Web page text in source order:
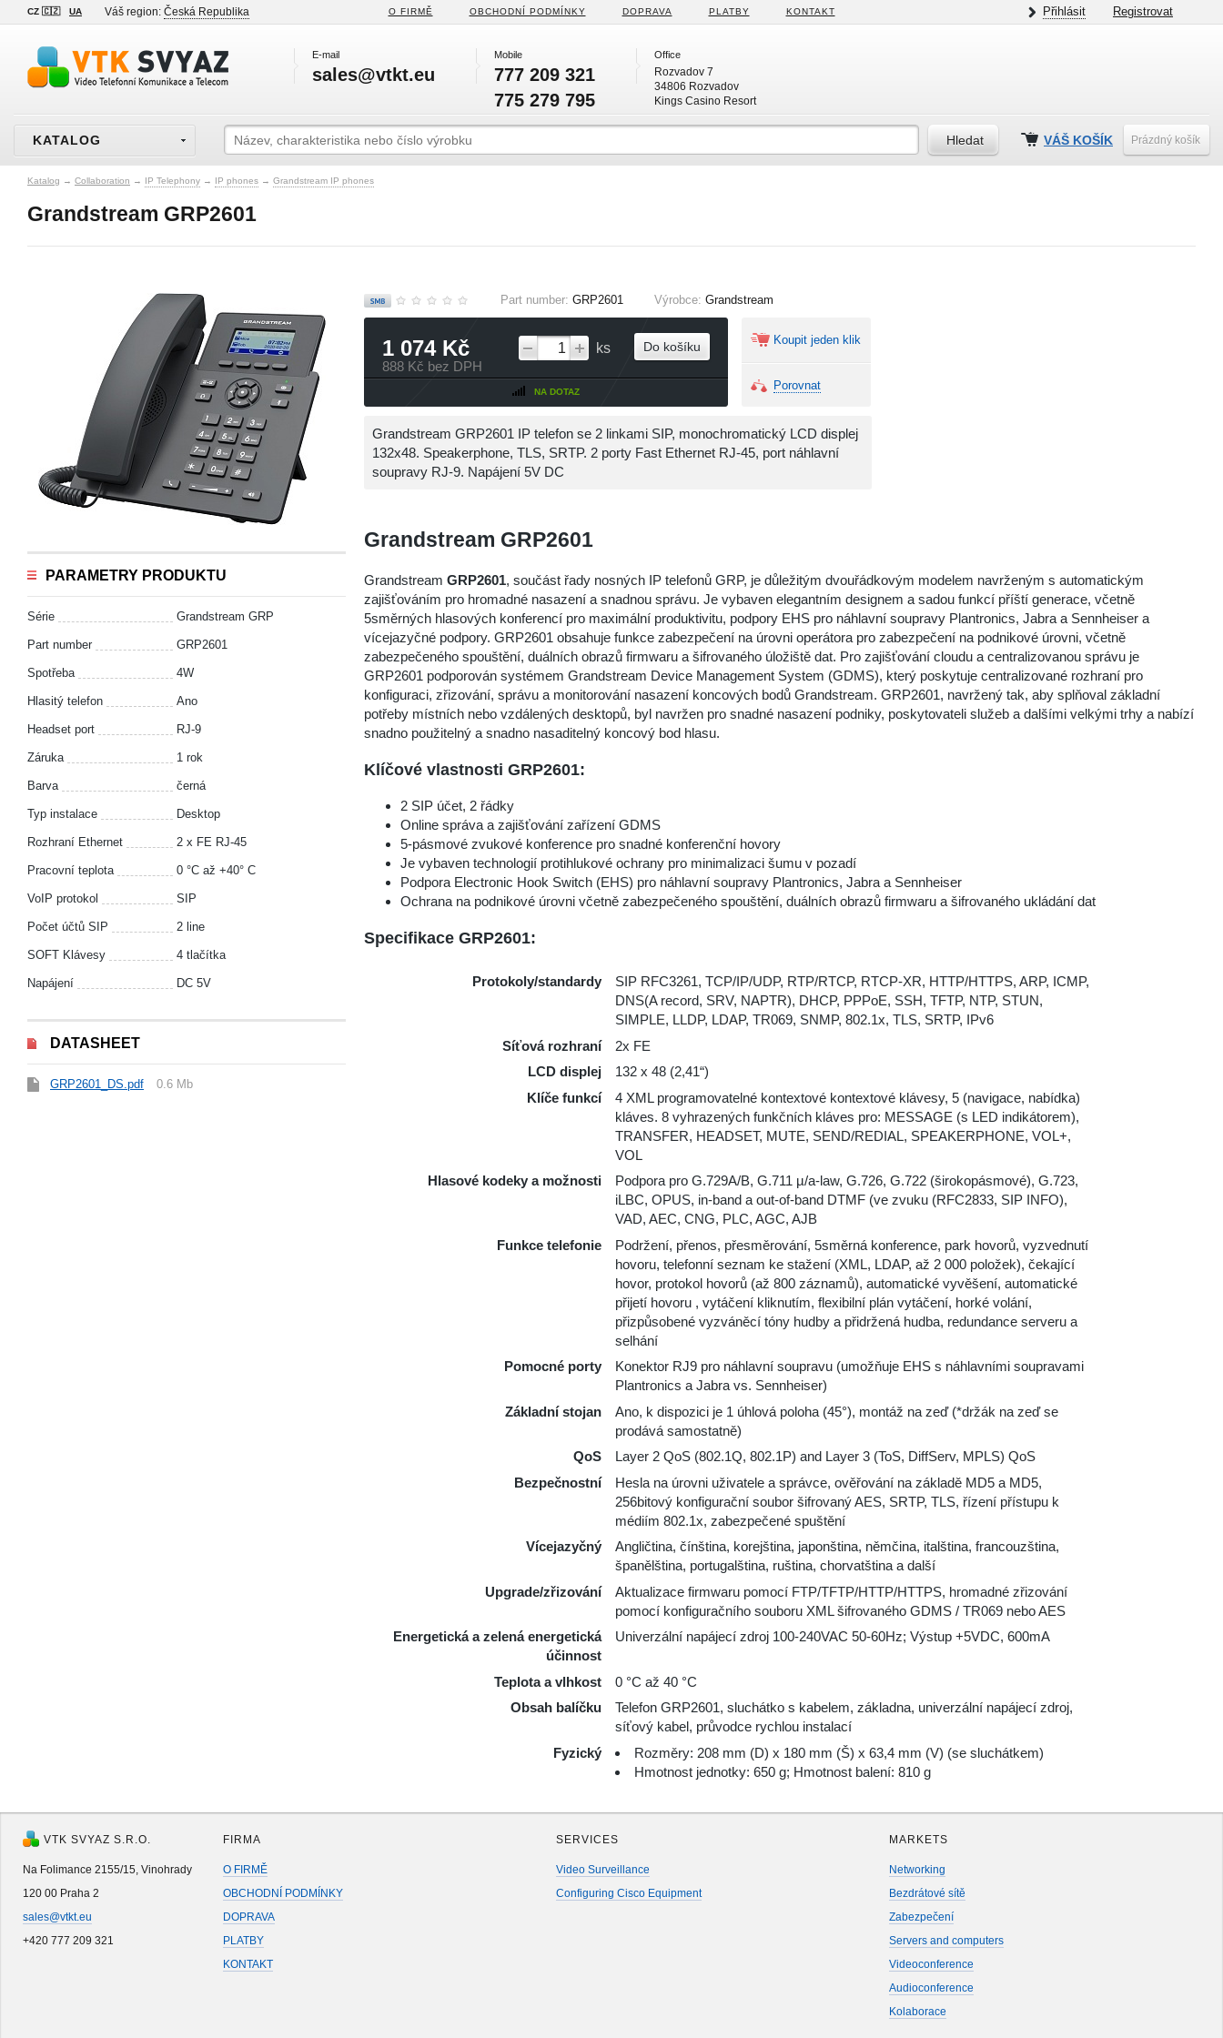
CZ 🇨🇿 UA Váš region: Česká Republika O FIRMĚ OBCHODNÍ PODMÍNKY DOPRAVA PLATBY KONTAKT Přihlásit Registrovat
E-mail
sales@vtkt.eu
Mobile
777 209 321
775 279 795
Office
Rozvadov 7
34806 Rozvadov
Kings Casino Resort
KATALOG VÁŠ KOŠÍK Prázdný košík
Katalog → Collaboration → IP Telephony → IP phones → Grandstream IP phones
Grandstream GRP2601
PARAMETRY PRODUKTU
Série Grandstream GRP
Part number GRP2601
Spotřeba 4W
Hlasitý telefon Ano
Headset port RJ-9
Záruka 1 rok
Barva černá
Typ instalace Desktop
Rozhraní Ethernet 2 x FE RJ-45
Pracovní teplota 0 °C až +40° C
VoIP protokol SIP
Počet účtů SIP 2 line
SOFT Klávesy 4 tlačítka
Napájení DC 5V
DATASHEET
GRP2601_DS.pdf 0.6 Mb
Part number: GRP2601 Výrobce: Grandstream
1 074 Kč
888 Kč bez DPH
ks
NA DOTAZ
Do košíku Koupit jeden klik
Porovnat
Grandstream GRP2601 IP telefon se 2 linkami SIP, monochromatický LCD displej
132x48. Speakerphone, TLS, SRTP. 2 porty Fast Ethernet RJ-45, port náhlavní
soupravy RJ-9. Napájení 5V DC
Grandstream GRP2601
Grandstream GRP2601, součást řady nosných IP telefonů GRP, je důležitým dvouřádkovým modelem navrženým s automatickým
zajišťováním pro hromadné nasazení a snadnou správu. Je vybaven elegantním designem a sadou funkcí příští generace, včetně
5směrných hlasových konferencí pro maximální produktivitu, podpory EHS pro náhlavní soupravy Plantronics, Jabra a Sennheiser a
vícejazyčné podpory. GRP2601 obsahuje funkce zabezpečení na úrovni operátora pro zabezpečení na podnikové úrovni, včetně
zabezpečeného spouštění, duálních obrazů firmwaru a šifrovaného úložiště dat. Pro zajišťování cloudu a centralizovanou správu je
GRP2601 podporován systémem Grandstream Device Management System (GDMS), který poskytuje centralizované rozhraní pro
konfiguraci, zřizování, správu a monitorování nasazení koncových bodů Grandstream. GRP2601, navržený tak, aby splňoval základní
potřeby místních nebo vzdálených desktopů, byl navržen pro snadné nasazení podniky, poskytovateli služeb a dalšími velkými trhy a nabízí
snadno použitelný a snadno nasaditelný koncový bod hlasu.
Klíčové vlastnosti GRP2601:
2 SIP účet, 2 řádky
Online správa a zajišťování zařízení GDMS
5-pásmové zvukové konference pro snadné konferenční hovory
Je vybaven technologií protihlukové ochrany pro minimalizaci šumu v pozadí
Podpora Electronic Hook Switch (EHS) pro náhlavní soupravy Plantronics, Jabra a Sennheiser
Ochrana na podnikové úrovni včetně zabezpečeného spouštění, duálních obrazů firmwaru a šifrovaného ukládání dat
Specifikace GRP2601:
Protokoly/standardy
SIP RFC3261, TCP/IP/UDP, RTP/RTCP, RTCP-XR, HTTP/HTTPS, ARP, ICMP,
DNS(A record, SRV, NAPTR), DHCP, PPPoE, SSH, TFTP, NTP, STUN,
SIMPLE, LLDP, LDAP, TR069, SNMP, 802.1x, TLS, SRTP, IPv6
Síťová rozhraní
2x FE
LCD displej
132 x 48 (2,41“)
Klíče funkcí
4 XML programovatelné kontextové kontextové klávesy, 5 (navigace, nabídka)
kláves. 8 vyhrazených funkčních kláves pro: MESSAGE (s LED indikátorem),
TRANSFER, HEADSET, MUTE, SEND/REDIAL, SPEAKERPHONE, VOL+,
VOL
Hlasové kodeky a možnosti
Podpora pro G.729A/B, G.711 µ/a-law, G.726, G.722 (širokopásmové), G.723,
iLBC, OPUS, in-band a out-of-band DTMF (ve zvuku (RFC2833, SIP INFO),
VAD, AEC, CNG, PLC, AGC, AJB
Funkce telefonie
Podržení, přenos, přesměrování, 5směrná konference, park hovorů, vyzvednutí
hovoru, telefonní seznam ke stažení (XML, LDAP, až 2 000 položek), čekající
hovor, protokol hovorů (až 800 záznamů), automatické vyvěšení, automatické
přijetí hovoru , vytáčení kliknutím, flexibilní plán vytáčení, horké volání,
přizpůsobené vyzváněcí tóny hudby a přidržená hudba, redundance serveru a
selhání
Pomocné porty
Konektor RJ9 pro náhlavní soupravu (umožňuje EHS s náhlavními soupravami
Plantronics a Jabra vs. Sennheiser)
Základní stojan
Ano, k dispozici je 1 úhlová poloha (45°), montáž na zeď (*držák na zeď se
prodává samostatně)
QoS
Layer 2 QoS (802.1Q, 802.1P) and Layer 3 (ToS, DiffServ, MPLS) QoS
Bezpečnostní
Hesla na úrovni uživatele a správce, ověřování na základě MD5 a MD5,
256bitový konfigurační soubor šifrovaný AES, SRTP, TLS, řízení přístupu k
médiím 802.1x, zabezpečené spuštění
Vícejazyčný
Angličtina, čínština, korejština, japonština, němčina, italština, francouzština,
španělština, portugalština, ruština, chorvatština a další
Upgrade/zřizování
Aktualizace firmwaru pomocí FTP/TFTP/HTTP/HTTPS, hromadné zřizování
pomocí konfiguračního souboru XML šifrovaného GDMS / TR069 nebo AES
Energetická a zelená energetická
účinnost
Univerzální napájecí zdroj 100-240VAC 50-60Hz; Výstup +5VDC, 600mA
Teplota a vlhkost
0 °C až 40 °C
Obsah balíčku
Telefon GRP2601, sluchátko s kabelem, základna, univerzální napájecí zdroj,
síťový kabel, průvodce rychlou instalací
Fyzický
Rozměry: 208 mm (D) x 180 mm (Š) x 63,4 mm (V) (se sluchátkem)
Hmotnost jednotky: 650 g; Hmotnost balení: 810 g
VTK SVYAZ S.R.O.
Na Folimance 2155/15, Vinohrady
120 00 Praha 2
sales@vtkt.eu
+420 777 209 321
FIRMA
O FIRMĚ
OBCHODNÍ PODMÍNKY
DOPRAVA
PLATBY
KONTAKT
SERVICES
Video Surveillance
Configuring Cisco Equipment
MARKETS
Networking
Bezdrátové sítě
Zabezpečení
Servers and computers
Videoconference
Audioconference
Kolaborace